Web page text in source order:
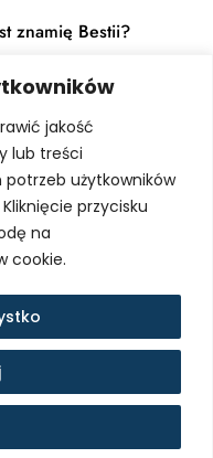
jakość
lub treści
użytkowników
przycisku
na
cookie.
znamię Bestii?
ludzkiej
powiadomienia o
webinarach i
tylko dla
prawa
Design